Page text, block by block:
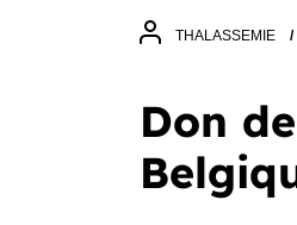
THALASSEMIE
Don